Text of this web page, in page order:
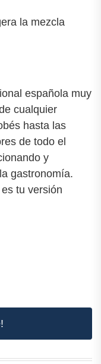
la mezcla
española muy
cualquier
hasta las
de todo el
y
gastronomía.
tu versión